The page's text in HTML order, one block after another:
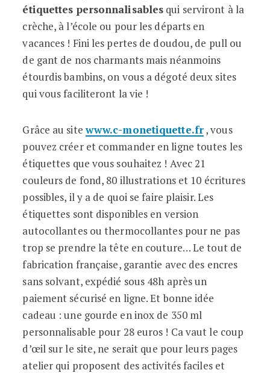
étiquettes personnalisables qui serviront à la
crèche, à l’école ou pour les départs en
vacances ! Fini les pertes de doudou, de pull ou
de gant de nos charmants mais néanmoins
étourdis bambins, on vous a dégoté deux sites
qui vous faciliteront la vie !
Grâce au sitewww.c-monetiquette.fr, vous
pouvez créer et commander en ligne toutes les
étiquettes que vous souhaitez ! Avec 21
couleurs de fond, 80 illustrations et 10 écritures
possibles, il y a de quoi se faire plaisir. Les
étiquettes sont disponibles en version
autocollantes ou thermocollantes pour ne pas
trop se prendre la tête en couture… Le tout de
fabrication française, garantie avec des encres
sans solvant, expédié sous 48h après un
paiement sécurisé en ligne. Et bonne idée
cadeau : une gourde en inox de 350 ml
personnalisable pour 28 euros ! Ca vaut le coup
d’œil sur le site, ne serait que pour leurs pages
atelier qui proposent des activités faciles et